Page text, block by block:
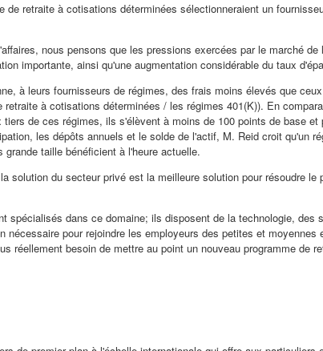
retraite à cotisations déterminées sélectionneraient un
nous pensons que les pressions exercées par le marché
importante, ainsi qu'une augmentation considérable du taux
à leurs fournisseurs de régimes, des frais moins élevés que
à cotisations déterminées / les régimes 401(K)). En
de ces régimes, ils s'élèvent à moins de 100 points de base
les dépôts annuels et le solde de l'actif, M. Reid croit qu'un
taille bénéficient à l'heure actuelle.
du secteur privé est la meilleure solution pour résoudre
dans ce domaine; ils disposent de la technologie,
pour rejoindre les employeurs des petites et
réellement besoin de mettre au point un nouveau programme de